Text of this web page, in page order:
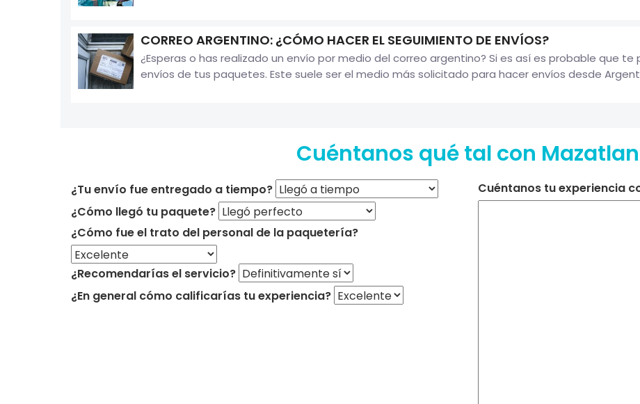
CORREO ARGENTINO: ¿CÓMO HACER EL SEGUIMIENTO DE ENVÍOS?
¿Esperas o has realizado un envío por medio del correo argentino? Si es así es probable que
envíos de tus paquetes. Este suele ser el medio más solicitado para hacer envíos desde
Cuéntanos qué tal con Mazatlan
¿Tu envío fue entregado a tiempo?
¿Cómo llegó tu paquete?
¿Cómo fue el trato del personal de la paquetería?
¿Recomendarías el servicio?
¿En general cómo calificarías tu experiencia?
Cuéntanos tu experiencia